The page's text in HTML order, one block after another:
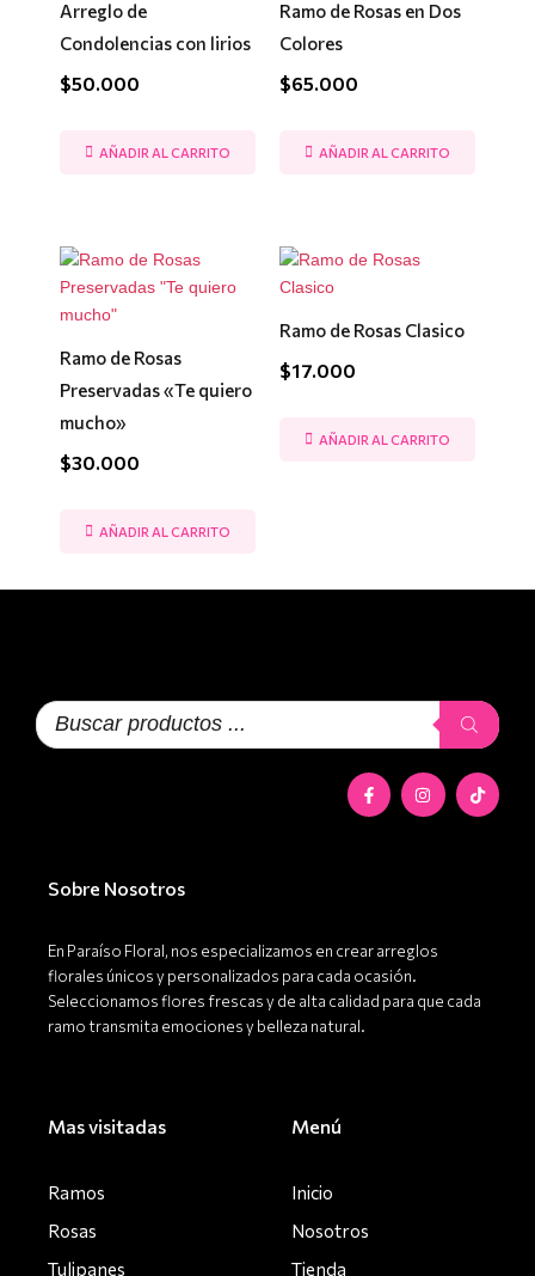
Arreglo de
Condolencias con lirios
$50.000
AÑADIR AL CARRITO
Ramo de Rosas en Dos
Colores
$65.000
AÑADIR AL CARRITO
Ramo de Rosas
Preservadas «Te quiero
mucho»
$30.000
AÑADIR AL CARRITO
Ramo de Rosas Clasico
$17.000
AÑADIR AL CARRITO
Búsqueda
de
F
a
c
I
n
s
T
i
k
Sobre Nosotros
En Paraíso Floral, nos especializamos en crear arreglos
florales únicos y personalizados para cada ocasión.
Seleccionamos flores frescas y de alta calidad para que cada
ramo transmita emociones y belleza natural.
Mas visitadas
Ramos
Rosas
Tulipanes
Menú
Inicio
Nosotros
Tienda